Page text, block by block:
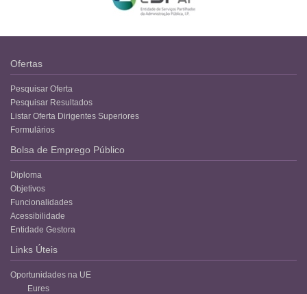
Ofertas
Pesquisar Oferta
Pesquisar Resultados
Listar Oferta Dirigentes Superiores
Formulários
Bolsa de Emprego Público
Diploma
Objetivos
Funcionalidades
Acessibilidade
Entidade Gestora
Links Úteis
Oportunidades na UE
Eures